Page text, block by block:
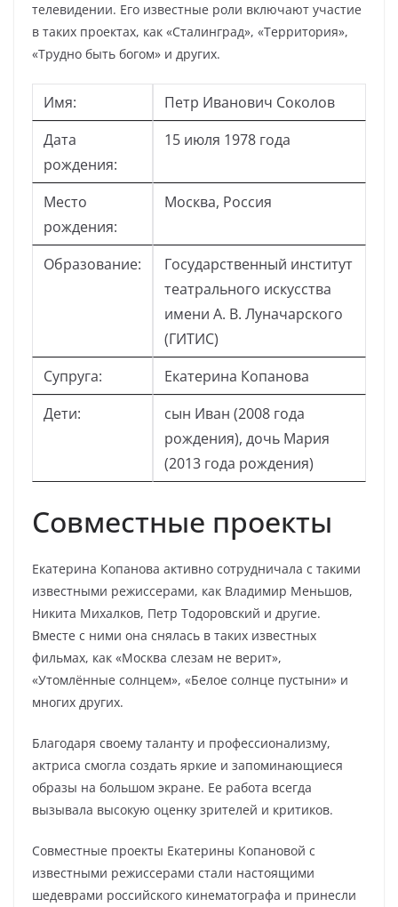
телевидении. Его известные роли включают участие
в таких проектах, как «Сталинград», «Территория»,
«Трудно быть богом» и других.
Имя:
Петр Иванович Соколов
Дата
рождения:
15 июля 1978 года
Место
рождения:
Москва, Россия
Образование:
Государственный институт
театрального искусства
имени А. В. Луначарского
(ГИТИС)
Супруга:
Екатерина Копанова
Дети:
сын Иван (2008 года
рождения), дочь Мария
(2013 года рождения)
Совместные проекты
Екатерина Копанова активно сотрудничала с такими
известными режиссерами, как Владимир Меньшов,
Никита Михалков, Петр Тодоровский и другие.
Вместе с ними она снялась в таких известных
фильмах, как «Москва слезам не верит»,
«Утомлённые солнцем», «Белое солнце пустыни» и
многих других.
Благодаря своему таланту и профессионализму,
актриса смогла создать яркие и запоминающиеся
образы на большом экране. Ее работа всегда
вызывала высокую оценку зрителей и критиков.
Совместные проекты Екатерины Копановой с
известными режиссерами стали настоящими
шедеврами российского кинематографа и принесли